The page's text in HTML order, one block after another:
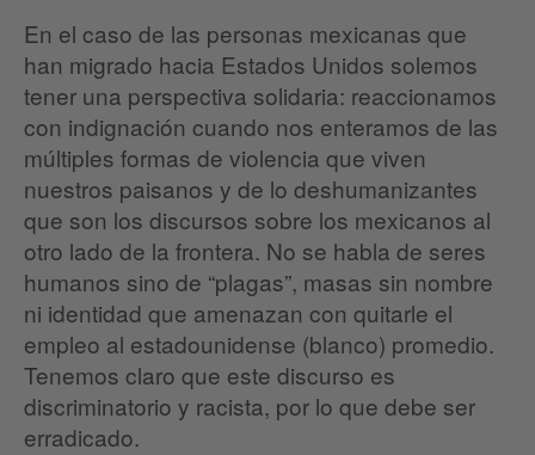
En el caso de las personas mexicanas que
han migrado hacia Estados Unidos solemos
tener una perspectiva solidaria: reaccionamos
con indignación cuando nos enteramos de las
múltiples formas de violencia que viven
nuestros paisanos y de lo deshumanizantes
que son los discursos sobre los mexicanos al
otro lado de la frontera. No se habla de seres
humanos sino de “plagas”, masas sin nombre
ni identidad que amenazan con quitarle el
empleo al estadounidense (blanco) promedio.
Tenemos claro que este discurso es
discriminatorio y racista, por lo que debe ser
erradicado.